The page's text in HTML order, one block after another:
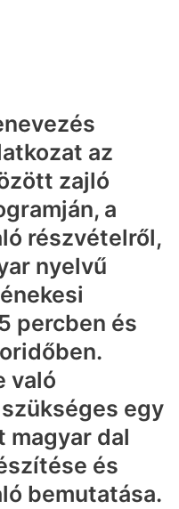
az
zajló
a
részvételről,
nyelvű
percben és
való
egy
magyar dal
és
bemutatása.